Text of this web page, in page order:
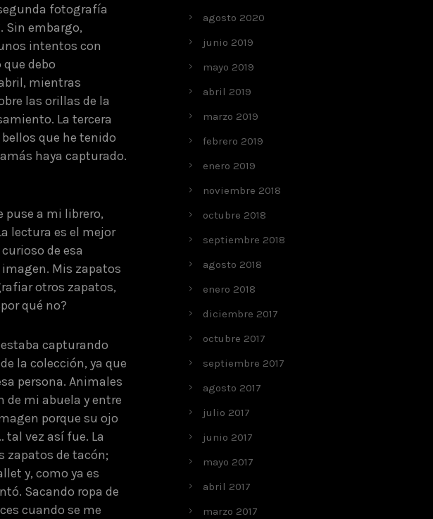
fotografía
Sin embargo,
intentos con
debo
mientras
las orillas de la
La tercera
que he tenido
haya capturado.
a mi librero,
lectura es el mejor
de esa
Mis zapatos
otros zapatos,
qué no?
capturando
la colección, ya que
persona. Animales
mi abuela y entre
porque su ojo
vez así fue. La
zapatos de tacón;
y, como ya es
Sacando ropa de
cuando se me
agosto 2020
junio 2019
mayo 2019
abril 2019
marzo 2019
febrero 2019
enero 2019
noviembre 2018
octubre 2018
septiembre 2018
agosto 2018
enero 2018
diciembre 2017
octubre 2017
septiembre 2017
agosto 2017
julio 2017
junio 2017
mayo 2017
abril 2017
marzo 2017